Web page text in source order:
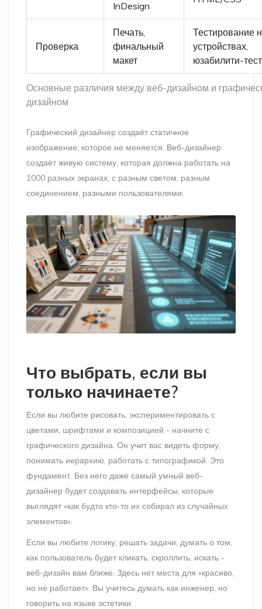
Основные различия между веб-дизайном и
дизайном
InDesign
Проверка
Печать,
финальный
макет
Тестирование
устройствах,
юзабилити-
Графический дизайнер создаёт статичное
изображение, которое не меняется. Веб-дизайнер
создаёт живую систему, которая должна работать на
1000 разных экранах, с разным светом, разным
соединением, разными пользователями.
Что выбрать, если вы
только начинаете?
Если вы любите рисовать, экспериментировать с
цветами, шрифтами и композицией - начните с
графического дизайна. Он учит вас видеть форму,
понимать иерархию, работать с типографикой. Это
фундамент. Без него даже самый умный веб-
дизайнер будет создавать интерфейсы, которые
выглядят «как будто кто-то их собирал из случайных
элементов».
Если вы любите логику, решать задачи, думать о том,
как пользователь будет кликать, скроллить, искать -
веб-дизайн вам ближе. Здесь нет места для «красиво,
но не работает». Вы учитесь думать как инженер, но
говорить на языке эстетики.